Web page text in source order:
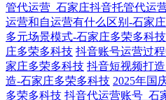
管代运营_石家庄抖音托管代运
运营和自运营有什么区别-石家
多元场景模式-石家庄多荣多科技
庄多荣多科技 抖音账号运营过
家庄多荣多科技 抖音短视频打
造-石家庄多荣多科技 2025年国
多荣多科技 抖音代运营账号_石